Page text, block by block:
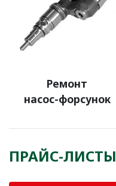
Ремонт
насос-форсунок
ПРАЙС-ЛИСТЫ